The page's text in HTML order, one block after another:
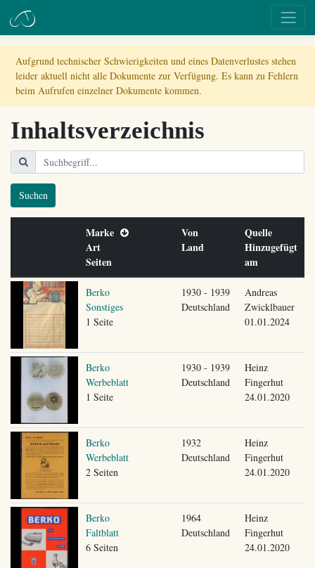
Aufgrund technischer Schwierigkeiten und eines Datenverlustes stehen
leider aktuell nicht alle Dokumente zur Verfügung. Es kann zu Fehlern
beim Aufrufen einzelner Dokumente kommen.
Inhaltsverzeichnis
Suchen
Marke
Art
Seiten
Von
Land
Quelle
Hinzugefügt
am
Berko
Sonstiges
1 Seite
1930 - 1939
Deutschland
Andreas
Zwicklbauer
01.01.2024
Berko
Werbeblatt
1 Seite
1930 - 1939
Deutschland
Heinz
Fingerhut
24.01.2020
Berko
Werbeblatt
2 Seiten
1932
Deutschland
Heinz
Fingerhut
24.01.2020
Berko
Faltblatt
6 Seiten
1964
Deutschland
Heinz
Fingerhut
24.01.2020